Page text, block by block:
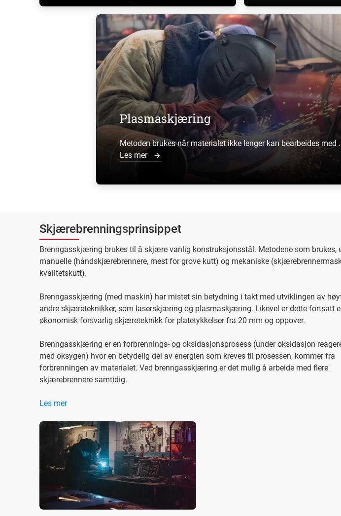
Plasmaskjæring
Metoden brukes når materialet ikke lenger kan bearbeides med
Les mer
Skjærebrenningsprinsippet
Brenngasskjæring brukes til å skjære vanlig konstruksjonsstål. Metodene som brukes,
manuelle (håndskjærebrennere, mest for grove kutt) og mekaniske
kvalitetskutt).
Brenngasskjæring (med maskin) har mistet sin betydning i takt med utviklingen av
andre skjæreteknikker, som laserskjæring og plasmaskjæring. Likevel er dette fortsatt
økonomisk forsvarlig skjæreteknikk for platetykkelser fra 20 mm og oppover.
Brenngasskjæring er en forbrennings- og oksidasjonsprosess (under oksidasjon
med oksygen) hvor en betydelig del av energien som kreves til prosessen, kommer fra
forbrenningen av materialet. Ved brenngasskjæring er det mulig å arbeide med flere
skjærebrennere samtidig.
Les mer